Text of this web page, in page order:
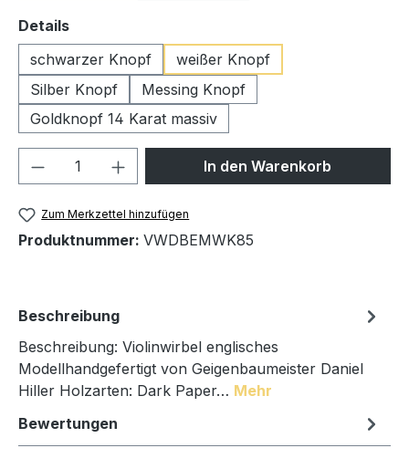
Detailsauswählen
schwarzer Knopf
weißer Knopf
Silber Knopf
Messing Knopf
Goldknopf 14 Karat massiv
Produkt Anzahl: Gib denIn den Warenkorb
Zum Merkzettel hinzufügen
Produktnummer: VWDBEMWK85
Beschreibung
Beschreibung: Violinwirbel englisches
Modellhandgefertigt von Geigenbaumeister Daniel
Hiller Holzarten: Dark Paper… Mehr
Bewertungen